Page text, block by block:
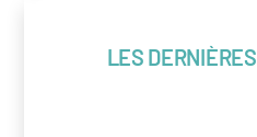
LES DERNIÈRES